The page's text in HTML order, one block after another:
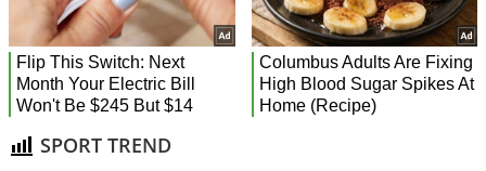
SPORT TREND